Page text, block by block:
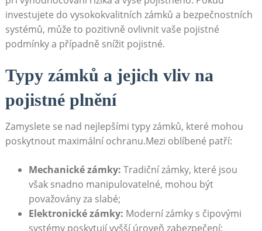
investujete do vysokokvalitních zámků a bezpečnostních
systémů, může to pozitivně ovlivnit vaše pojistné
podmínky a případně snížit pojistné.
Typy zámků a jejich vliv na
pojistné plnění
Zamyslete se nad nejlepšími typy zámků, které mohou
poskytnout maximální ochranu.Mezi oblíbené patří:
Mechanické zámky: Tradiční zámky, které jsou
však snadno manipulovatelné, mohou být
považovány za slabé;
Elektronické zámky: Moderní zámky s čipovými
systémy poskytují vyšší úroveň zabezpečení;